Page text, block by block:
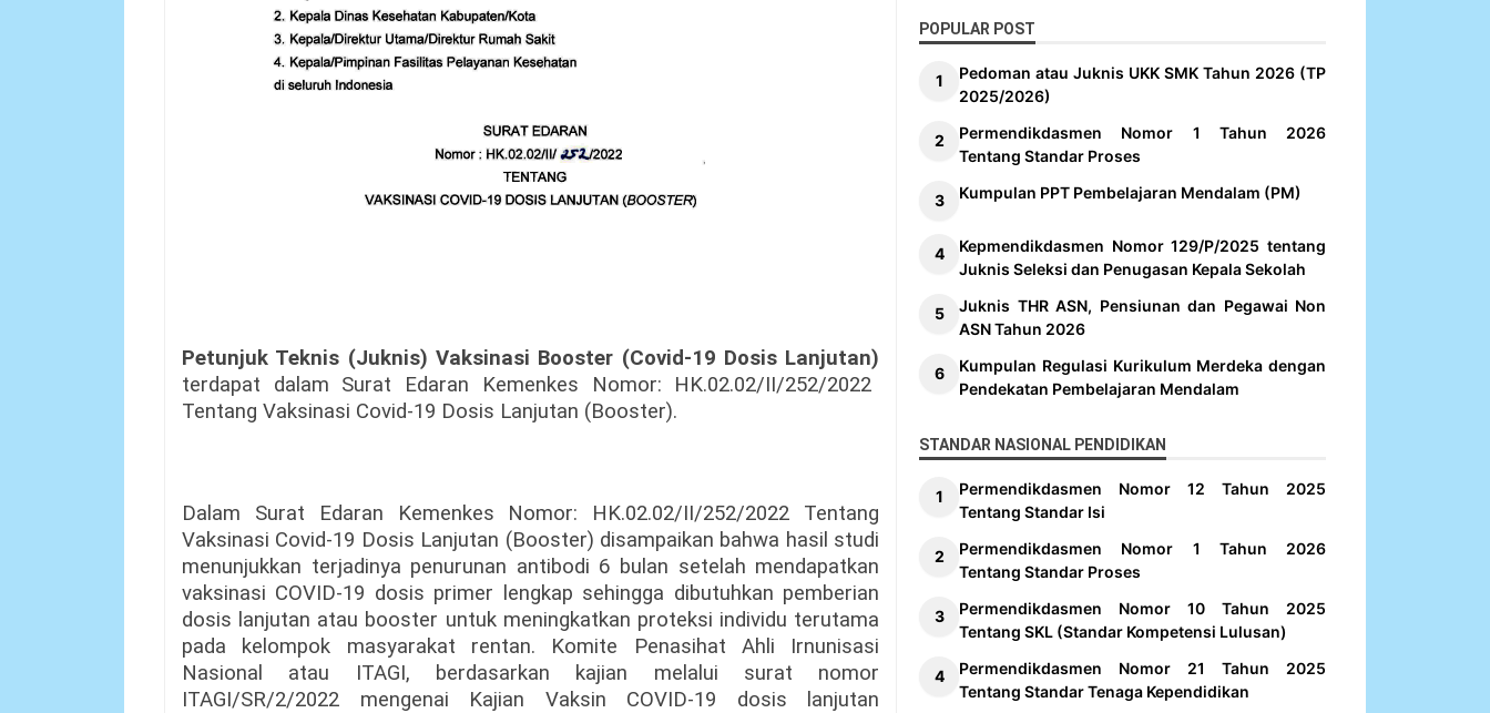
Petunjuk Teknis (Juknis) Vaksinasi Booster (Covid-19 Dosis Lanjutan)
terdapat dalam Surat Edaran Kemenkes Nomor: HK.02.02/II/252/2022
Tentang Vaksinasi Covid-19 Dosis Lanjutan (Booster).
Dalam Surat Edaran Kemenkes Nomor: HK.02.02/II/252/2022 Tentang
Vaksinasi Covid-19 Dosis Lanjutan (Booster) disampaikan bahwa hasil studi
menunjukkan terjadinya penurunan antibodi 6 bulan setelah mendapatkan
vaksinasi COVID-19 dosis primer lengkap sehingga dibutuhkan pemberian
dosis lanjutan atau booster untuk meningkatkan proteksi individu terutama
pada kelompok masyarakat rentan. Komite Penasihat Ahli Irnunisasi
Nasional atau ITAGI, berdasarkan kajian melalui surat nomor
ITAGI/SR/2/2022 mengenai Kajian Vaksin COVID-19 dosis lanjutan
POPULAR POST
Pedoman atau Juknis UKK SMK Tahun 2026 (TP
2025/2026)
Permendikdasmen Nomor 1 Tahun 2026
Tentang Standar Proses
Kumpulan PPT Pembelajaran Mendalam (PM)
Kepmendikdasmen Nomor 129/P/2025 tentang
Juknis Seleksi dan Penugasan Kepala Sekolah
Juknis THR ASN, Pensiunan dan Pegawai Non
ASN Tahun 2026
Kumpulan Regulasi Kurikulum Merdeka dengan
Pendekatan Pembelajaran Mendalam
STANDAR NASIONAL PENDIDIKAN
Permendikdasmen Nomor 12 Tahun 2025
Tentang Standar Isi
Permendikdasmen Nomor 1 Tahun 2026
Tentang Standar Proses
Permendikdasmen Nomor 10 Tahun 2025
Tentang SKL (Standar Kompetensi Lulusan)
Permendikdasmen Nomor 21 Tahun 2025
Tentang Standar Tenaga Kependidikan